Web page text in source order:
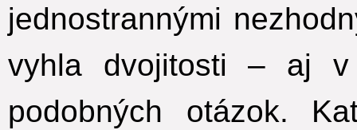
jednostrannými
vyhla dvojitosti – aj v
podobných otázok.